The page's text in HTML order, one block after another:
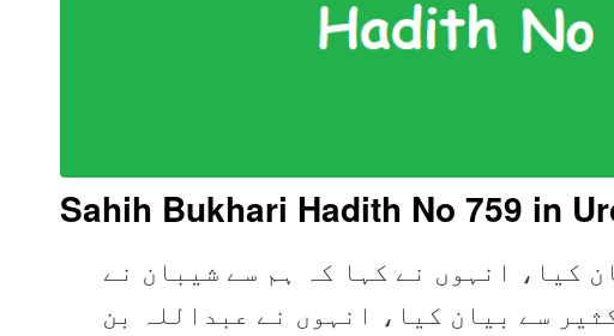
Sahih Bukhari Hadith No 759 in
کیا، انہوں نے کہا کہ ہم سے شیبان نے
سے بیان کیا، انہوں نے عبداللہ بن